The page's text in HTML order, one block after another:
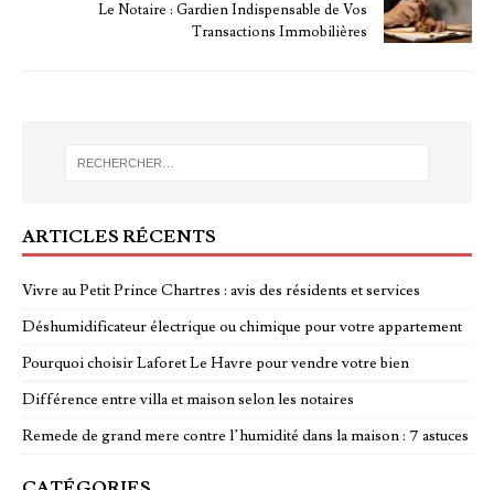
Le Notaire : Gardien Indispensable de Vos
Transactions Immobilières
ARTICLES RÉCENTS
Vivre au Petit Prince Chartres : avis des résidents et services
Déshumidificateur électrique ou chimique pour votre appartement
Pourquoi choisir Laforet Le Havre pour vendre votre bien
Différence entre villa et maison selon les notaires
Remede de grand mere contre l’humidité dans la maison : 7 astuces